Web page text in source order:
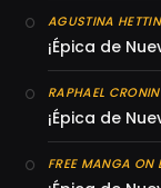
AGUSTINA
¡Épica de
RAPHAEL CRONIN
¡Épica de
FREE MANGA